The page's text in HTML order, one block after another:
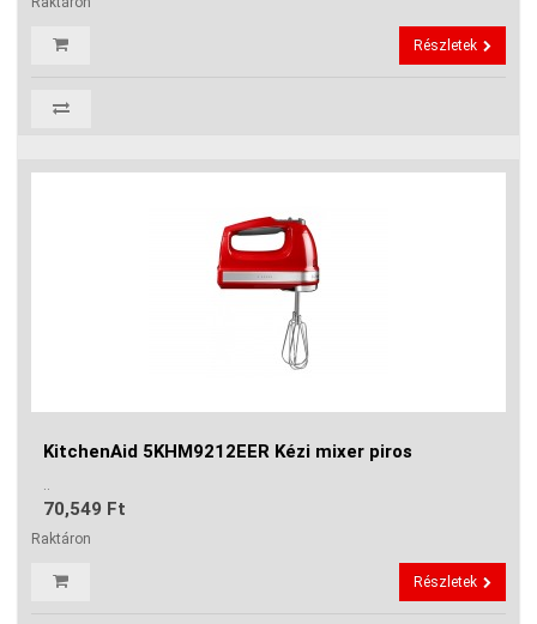
Részletek
KitchenAid 5KHM9212EER Kézi mixer piros
..
70,549 Ft
Raktáron
Részletek